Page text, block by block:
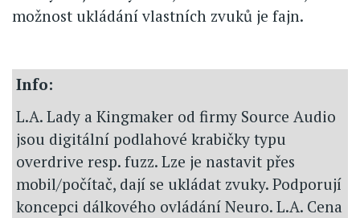
možnost ukládání vlastních zvuků je fajn.
Info:
L.A. Lady a Kingmaker od firmy Source Audio
jsou digitální podlahové krabičky typu
overdrive resp. fuzz. Lze je nastavit přes
mobil/počítač, dají se ukládat zvuky. Podporují
koncepci dálkového ovládání Neuro. L.A. Cena